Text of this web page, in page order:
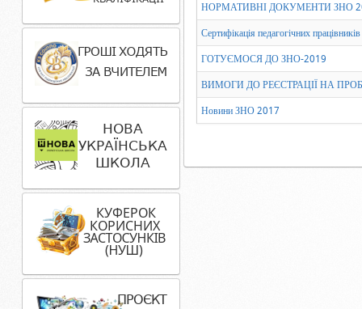
НОРМАТИВНІ ДОКУМЕНТИ ЗНО
Сертифікація педагогічних працівників
ГОТУЄМОСЯ ДО ЗНО-2019
ВИМОГИ ДО РЕЄСТРАЦІЇ НА
Новини ЗНО 2017